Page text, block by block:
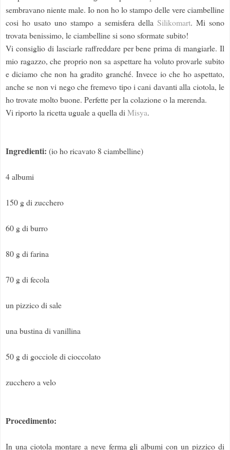
sembravano niente male. Io non ho lo stampo delle vere ciambelline
cosi ho usato uno stampo a semisfera della Silikomart. Mi sono
trovata benissimo, le ciambelline si sono sformate subito!
Vi consiglio di lasciarle raffreddare per bene prima di mangiarle. Il
mio ragazzo, che proprio non sa aspettare ha voluto provarle subito
e diciamo che non ha gradito granché. Invece io che ho aspettato,
anche se non vi nego che fremevo tipo i cani davanti alla ciotola, le
ho trovate molto buone. Perfette per la colazione o la merenda.
Vi riporto la ricetta uguale a quella diMisya.
Ingredienti: (io ho ricavato 8 ciambelline)
4 albumi
150 g di zucchero
60 g di burro
80 g di farina
70 g di fecola
un pizzico di sale
una bustina di vanillina
50 g di gocciole di cioccolato
zucchero a velo
Procedimento:
In una ciotola montare a neve ferma gli albumi con un pizzico di